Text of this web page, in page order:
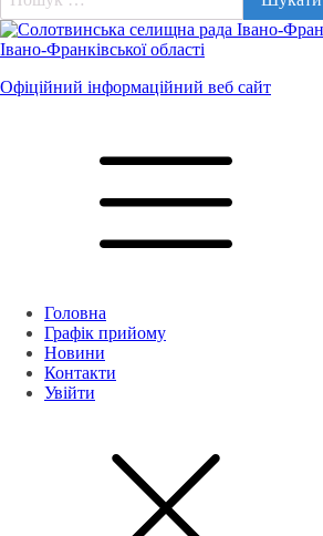
Офіційний інформаційний веб сайт
Головна
Графік прийому
Новини
Контакти
Увійти